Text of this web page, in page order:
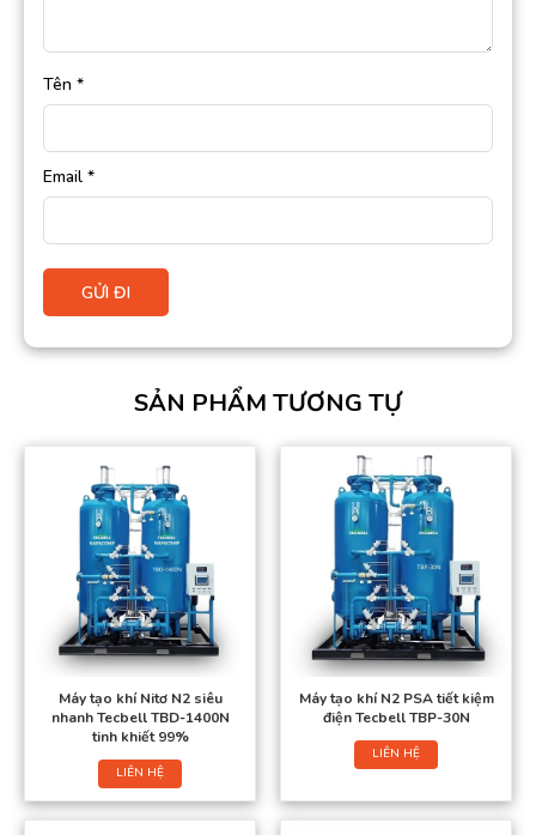
Tên *
Email *
SẢN PHẨM TƯƠNG TỰ
Máy tạo khí Nitơ N2 siêu
nhanh Tecbell TBD-1400N
tinh khiết 99%
LIÊN HỆ
Máy tạo khí N2 PSA tiết kiệm
điện Tecbell TBP-30N
LIÊN HỆ